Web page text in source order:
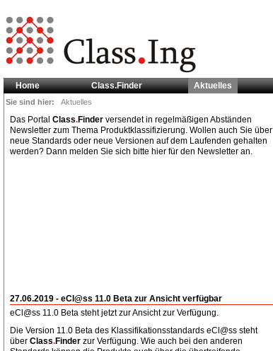
Sie sind hier: Aktuelles
Home Class.Finder Aktuelles
Das Portal Class.Finder versendet in regelmäßigen Abständen
Newsletter zum Thema Produktklassifizierung. Wollen auch Sie über
neue Standards oder neue Versionen auf dem Laufenden gehalten
werden? Dann melden Sie sich bitte hier für den Newsletter an.
27.06.2019 - eCl@ss 11.0 Beta zur Ansicht verfügbar
eCl@ss 11.0 Beta steht jetzt zur Ansicht zur Verfügung.
Die Version 11.0 Beta des Klassifikationsstandards eCl@ss steht
über Class.Finder zur Verfügung. Wie auch bei den anderen